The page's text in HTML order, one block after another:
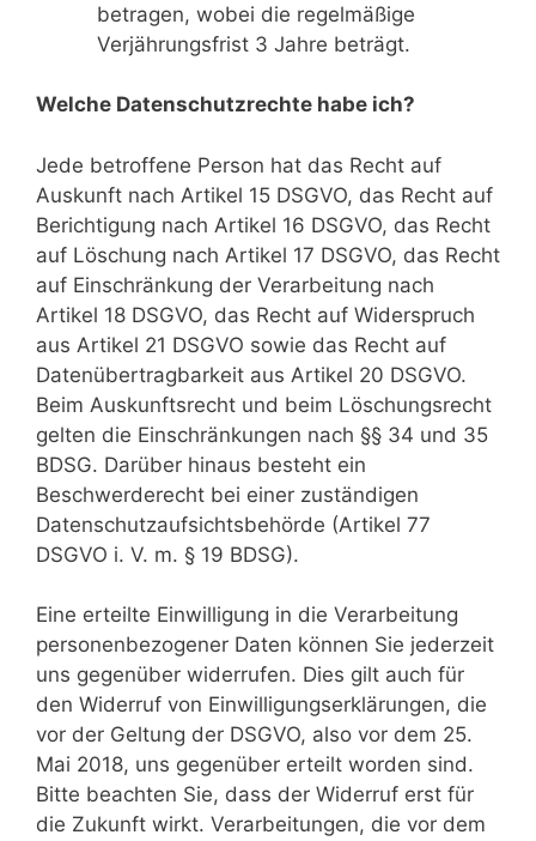
betragen, wobei die regelmäßige
Verjährungsfrist 3 Jahre beträgt.
Welche Datenschutzrechte habe ich?
Jede betroffene Person hat das Recht auf
Auskunft nach Artikel 15 DSGVO, das Recht auf
Berichtigung nach Artikel 16 DSGVO, das Recht
auf Löschung nach Artikel 17 DSGVO, das Recht
auf Einschränkung der Verarbeitung nach
Artikel 18 DSGVO, das Recht auf Widerspruch
aus Artikel 21 DSGVO sowie das Recht auf
Datenübertragbarkeit aus Artikel 20 DSGVO.
Beim Auskunftsrecht und beim Löschungsrecht
gelten die Einschränkungen nach §§ 34 und 35
BDSG. Darüber hinaus besteht ein
Beschwerderecht bei einer zuständigen
Datenschutzaufsichtsbehörde (Artikel 77
DSGVO i. V. m. § 19 BDSG).
Eine erteilte Einwilligung in die Verarbeitung
personenbezogener Daten können Sie jederzeit
uns gegenüber widerrufen. Dies gilt auch für
den Widerruf von Einwilligungserklärungen, die
vor der Geltung der DSGVO, also vor dem 25.
Mai 2018, uns gegenüber erteilt worden sind.
Bitte beachten Sie, dass der Widerruf erst für
die Zukunft wirkt. Verarbeitungen, die vor dem